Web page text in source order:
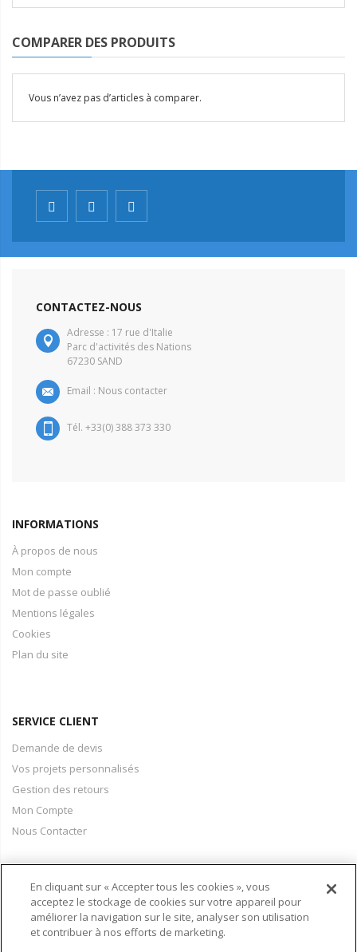
COMPARER DES PRODUITS
Vous n’avez pas d’articles à comparer.
CONTACTEZ-NOUS
Adresse : 17 rue d'Italie
Parc d'activités des Nations
67230 SAND
Email : Nous contacter
Tél. +33(0) 388 373 330
INFORMATIONS
À propos de nous
Mon compte
Mot de passe oublié
Mentions légales
Cookies
Plan du site
SERVICE CLIENT
Demande de devis
Vos projets personnalisés
Gestion des retours
Mon Compte
Nous Contacter
PAIEMENT & LIVRAISON
Conditions Générales de Vente
En cliquant sur « Accepter tous les cookies », vous
acceptez le stockage de cookies sur votre appareil pour
améliorer la navigation sur le site, analyser son utilisation
et contribuer à nos efforts de marketing.